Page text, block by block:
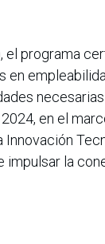
programa
en
en el
Innovación
la